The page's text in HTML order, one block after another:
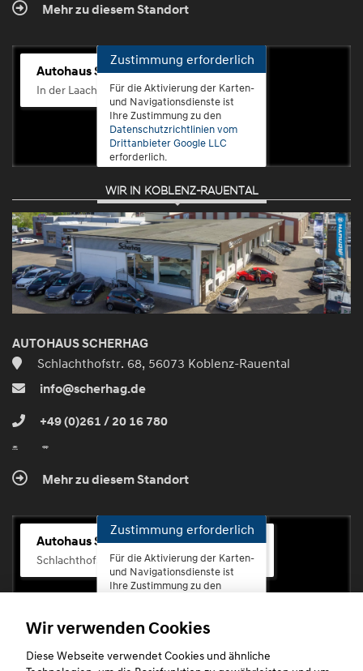
Mehr zu diesem Standort
Autohaus Scherhag
In der Laach 76, 56072 Koblenz-Güls
Zustimmung erforderlich
Für die Aktivierung der Karten-
und Navigationsdienste ist
Ihre Zustimmung zu den
Datenschutzrichtlinien vom
Drittanbieter Google LLC
erforderlich.
Zustimmen
und
aktivieren
WIR IN KOBLENZ-RAUENTAL
AUTOHAUS SCHERHAG
Schlachthofstr. 68, 56073 Koblenz-Rauental
info@scherhag.de
+49 (0)261 / 20 16 780
Mehr zu diesem Standort
Autohaus Scherhag
Schlachthofstr. 68, 56073 Koblenz-Rauental
Zustimmung erforderlich
Für die Aktivierung der Karten-
und Navigationsdienste ist
Ihre Zustimmung zu den
erforderlich.
Zustimmen
Wir verwenden Cookies
Diese Webseite verwendet Cookies und ähnliche